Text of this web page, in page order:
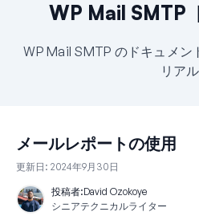
WP Mail SMTP
WP Mail SMTP のドキュメン
リアル
メールレポートの使用
更新日: 2024年9月30日
投稿者:David Ozokoye
シニアテクニカルライター